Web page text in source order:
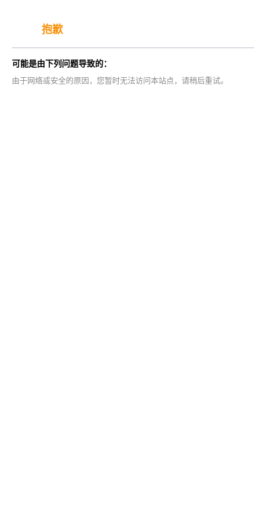
抱歉
可能是由下列问题导致的：
由于网络或安全的原因，您暂时无法访问本站点，请稍后重试。